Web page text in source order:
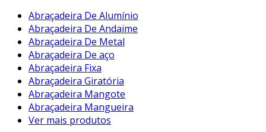
Abraçadeira De Alumínio
Abraçadeira De Andaime
Abraçadeira De Metal
Abraçadeira De aço
Abraçadeira Fixa
Abraçadeira Giratória
Abraçadeira Mangote
Abraçadeira Mangueira
Ver mais produtos